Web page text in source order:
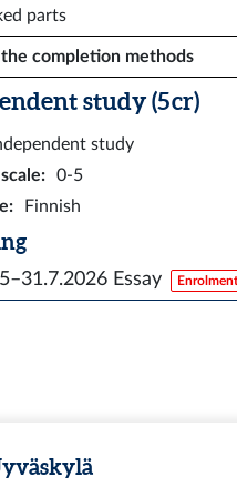
parts
the completion methods
study (5 cr)
study
:
0-5
: Finnish
Essay